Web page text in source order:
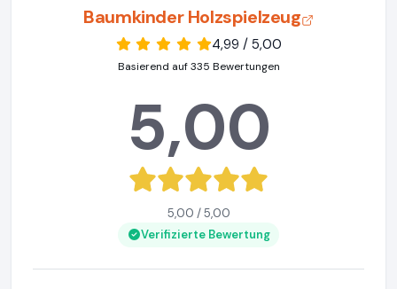
Baumkinder Holzspielzeug
4,99 / 5,00
Basierend auf 335 Bewertungen
5,00
5,00 / 5,00
Verifizierte Bewertung